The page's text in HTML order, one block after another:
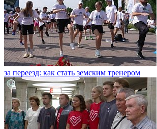
за переезд: как стать земским тренером